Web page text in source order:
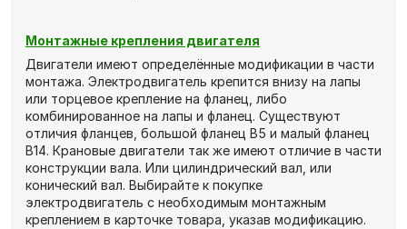
Монтажные крепления двигателя
Двигатели имеют определённые модификации в части
монтажа. Электродвигатель крепится внизу на лапы
или торцевое крепление на фланец, либо
комбинированное на лапы и фланец. Существуют
отличия фланцев, большой фланец В5 и малый фланец
В14. Крановые двигатели так же имеют отличие в части
конструкции вала. Или цилиндрический вал, или
конический вал. Выбирайте к покупке
электродвигатель с необходимым монтажным
креплением в карточке товара, указав модификацию.